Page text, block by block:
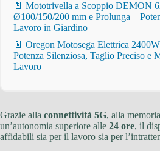
📄 Mototrivella a Scoppio DEMON
Ø100/150/200 mm e Prolunga –
Lavoro in Giardino
📄 Oregon Motosega Elettrica
Potenza Silenziosa, Taglio Preciso e
Lavoro
Grazie alla connettività 5G, alla
un’autonomia superiore alle 24 ore, il
affidabili sia per il lavoro sia per